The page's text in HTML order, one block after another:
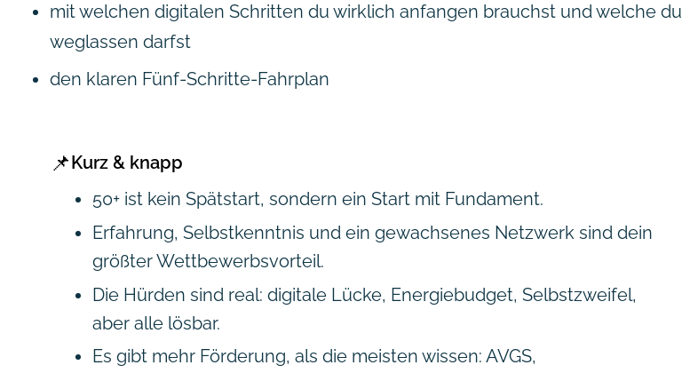
mit welchen digitalen Schritten du wirklich anfangen brauchst und welche du
weglassen darfst
den klaren Fünf-Schritte-Fahrplan
📌Kurz & knapp
50+ ist kein Spätstart, sondern ein Start mit Fundament.
Erfahrung, Selbstkenntnis und ein gewachsenes Netzwerk sind dein
größter Wettbewerbsvorteil.
Die Hürden sind real: digitale Lücke, Energiebudget, Selbstzweifel,
aber alle lösbar.
Es gibt mehr Förderung, als die meisten wissen: AVGS,